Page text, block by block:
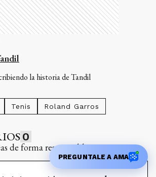
la historia de Tandil
Tenis Roland Garros
0
de forma responsable y respetuosa.
PREGUNTALE A AMA